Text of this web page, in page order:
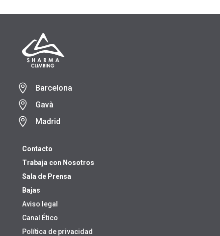
 Barcelona
 Gavà
 Madrid
Contacto
Trabaja con Nosotros
Sala de Prensa
Bajas
Aviso legal
Canal Ético
Política de privacidad